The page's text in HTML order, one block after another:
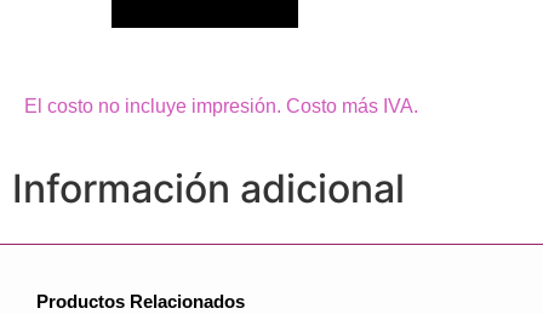
El costo no incluye impresión. Costo más IVA.
Información adicional
Productos Relacionados